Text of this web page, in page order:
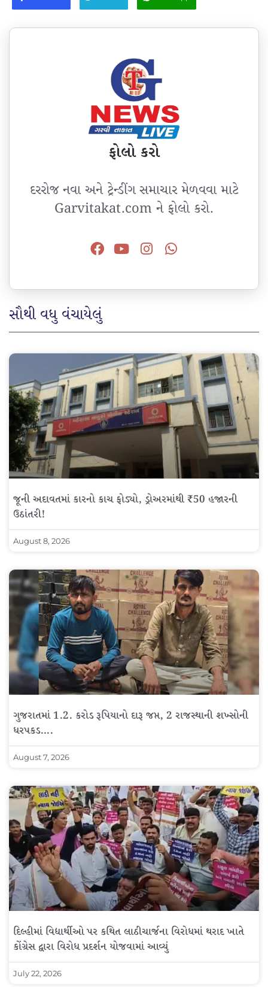
ફોલો કરો
દરરોજ નવા અને ટ્રેન્ડીંગ સમાચાર મેળવવા માટે
Garvitakat.com ને ફોલો કરો.
સૌથી વધુ વંચાયેલું
જૂની અદાવતમાં કારનો કાચ ફોડ્યો, ડ્રોઅરમાંથી ₹50 હજારની
ઉઠાંતરી!
August 8, 2026
ગુજરાતમાં 1.2. કરોડ રૂપિયાનો દારૂ જપ્ત, 2 રાજસ્થાની શખ્સોની
ધરપકડ….
August 7, 2026
દિલ્હીમાં વિદ્યાર્થીઓ પર કથિત લાઠીચાર્જના વિરોધમાં થરાદ ખાતે
કોંગ્રેસ દ્વારા વિરોધ પ્રદર્શન યોજવામાં આવ્યું
July 22, 2026